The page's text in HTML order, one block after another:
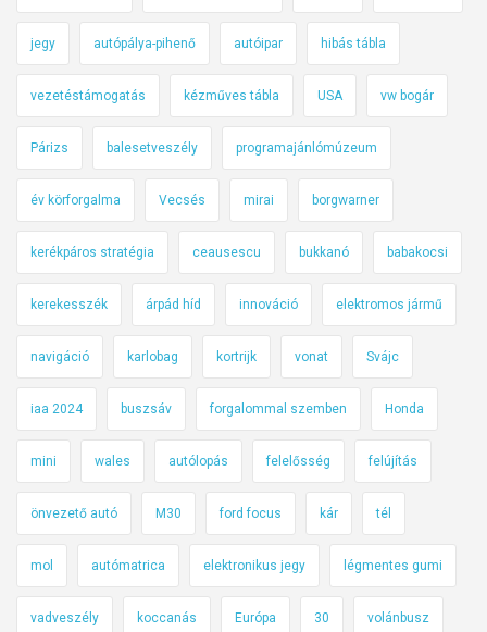
jegy autópálya-pihenő autóipar hibás tábla
vezetéstámogatás kézműves tábla USA vw bogár
Párizs balesetveszély programajánlómúzeum
év körforgalma Vecsés mirai borgwarner
kerékpáros stratégia ceausescu bukkanó babakocsi
kerekesszék árpád híd innováció elektromos jármű
navigáció karlobag kortrijk vonat Svájc
iaa 2024 buszsáv forgalommal szemben Honda
mini wales autólopás felelősség felújítás
önvezető autó M30 ford focus kár tél
mol autómatrica elektronikus jegy légmentes gumi
vadveszély koccanás Európa 30 volánbusz